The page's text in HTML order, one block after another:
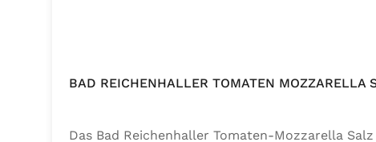
BAD REICHENHALLER TOMATEN MOZZARELLA
Das Bad Reichenhaller Tomaten-Mozzarella